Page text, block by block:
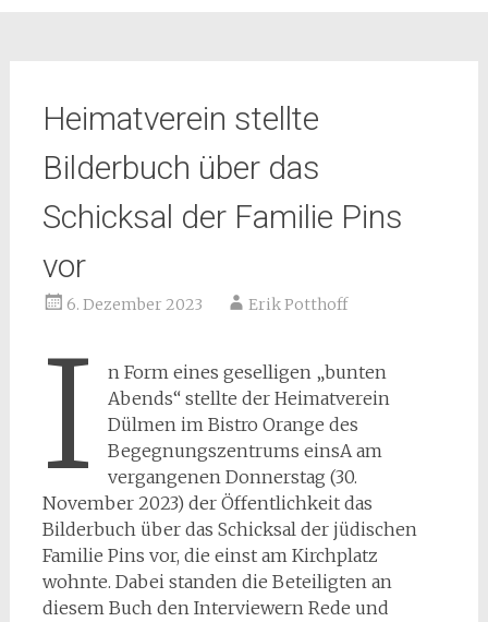
Heimatverein stellte
Bilderbuch über das
Schicksal der Familie Pins
vor
6. Dezember 2023 Erik Potthoff
I
n Form eines geselligen „bunten
Abends“ stellte der Heimatverein
Dülmen im Bistro Orange des
Begegnungszentrums einsA am
vergangenen Donnerstag (30.
November 2023) der Öffentlichkeit das
Bilderbuch über das Schicksal der jüdischen
Familie Pins vor, die einst am Kirchplatz
wohnte. Dabei standen die Beteiligten an
diesem Buch den Interviewern Rede und